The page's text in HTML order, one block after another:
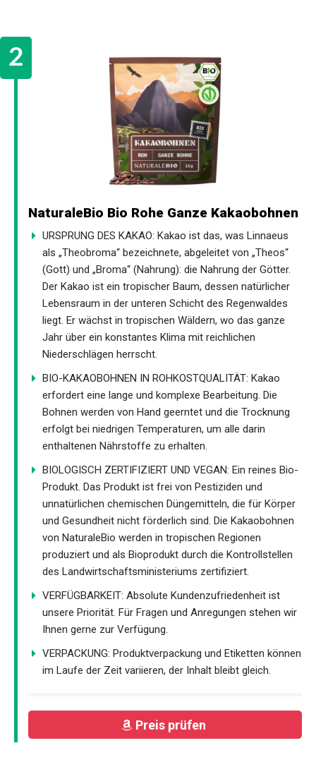
NaturaleBio Bio Rohe Ganze Kakaobohnen
URSPRUNG DES KAKAO: Kakao ist das, was Linnaeus
als „Theobroma“ bezeichnete, abgeleitet von „Theos“
(Gott) und „Broma“ (Nahrung): die Nahrung der Götter.
Der Kakao ist ein tropischer Baum, dessen natürlicher
Lebensraum in der unteren Schicht des Regenwaldes
liegt. Er wächst in tropischen Wäldern, wo das ganze
Jahr über ein konstantes Klima mit reichlichen
Niederschlägen herrscht.
BIO-KAKAOBOHNEN IN ROHKOSTQUALITÄT: Kakao
erfordert eine lange und komplexe Bearbeitung. Die
Bohnen werden von Hand geerntet und die Trocknung
erfolgt bei niedrigen Temperaturen, um alle darin
enthaltenen Nährstoffe zu erhalten.
BIOLOGISCH ZERTIFIZIERT UND VEGAN: Ein reines Bio-
Produkt. Das Produkt ist frei von Pestiziden und
unnatürlichen chemischen Düngemitteln, die für Körper
und Gesundheit nicht förderlich sind. Die Kakaobohnen
von NaturaleBio werden in tropischen Regionen
produziert und als Bioprodukt durch die Kontrollstellen
des Landwirtschaftsministeriums zertifiziert.
VERFÜGBARKEIT: Absolute Kundenzufriedenheit ist
unsere Priorität. Für Fragen und Anregungen stehen wir
Ihnen gerne zur Verfügung.
VERPACKUNG: Produktverpackung und Etiketten können
im Laufe der Zeit variieren, der Inhalt bleibt gleich.
Preis prüfen